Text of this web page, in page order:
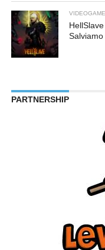
Salviamo
PARTNERSHIP